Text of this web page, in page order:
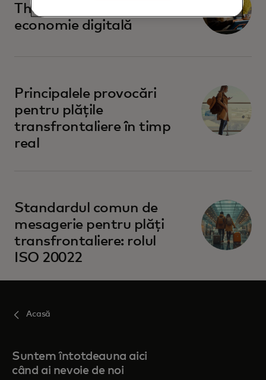
Thailandei într-o
economie digitală
Principalele provocări
pentru plățile
transfrontaliere în timp
real
Standardul comun de
mesagerie pentru plăți
transfrontaliere: rolul
ISO 20022
Acasă
Suntem întotdeauna aici
când ai nevoie de noi